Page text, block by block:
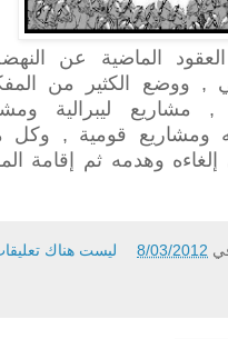
الماضية عن
, ووضع الكثير من
مشاريع ليبرالية
ومشاريع قومية ,
إلغاءه وهدمه ثم إقامة
8/03/2012 ليست هناك